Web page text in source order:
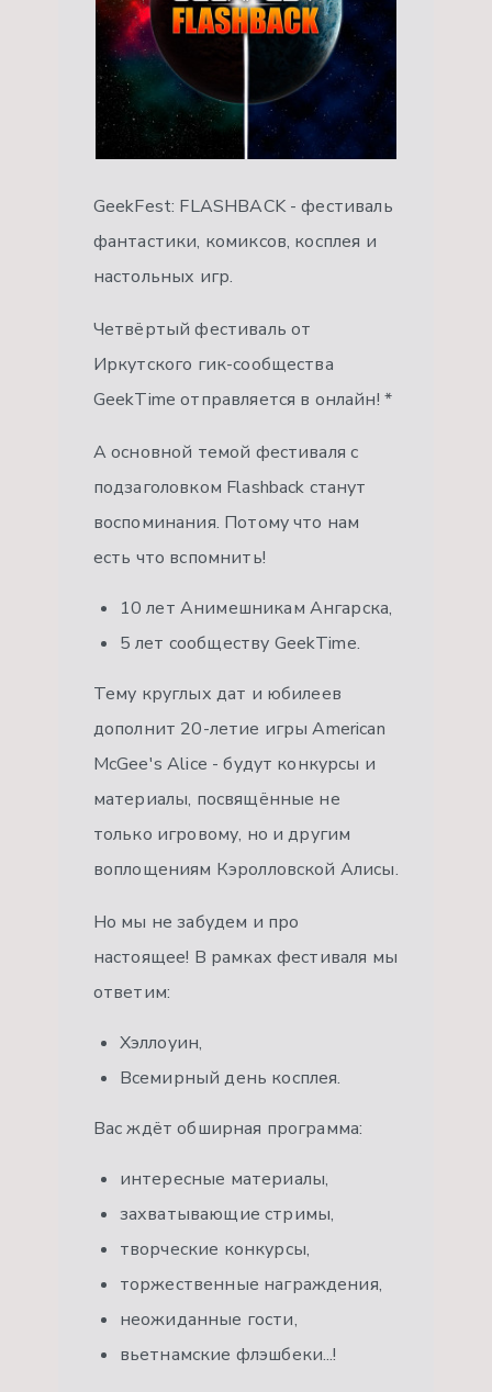
GeekFest: FLASHBACK - фестиваль
фантастики, комиксов, косплея и
настольных игр.
Четвёртый фестиваль от
Иркутского гик-сообщества
GeekTime отправляется в онлайн! *
А основной темой фестиваля с
подзаголовком Flashback станут
воспоминания. Потому что нам
есть что вспомнить!
10 лет Анимешникам Ангарска,
5 лет сообществу GeekTime.
Тему круглых дат и юбилеев
дополнит 20-летие игры American
McGee's Alice - будут конкурсы и
материалы, посвящённые не
только игровому, но и другим
воплощениям Кэролловской Алисы.
Но мы не забудем и про
настоящее! В рамках фестиваля мы
ответим:
Хэллоуин,
Всемирный день косплея.
Вас ждёт обширная программа:
интересные материалы,
захватывающие стримы,
творческие конкурсы,
торжественные награждения,
неожиданные гости,
вьетнамские флэшбеки...!